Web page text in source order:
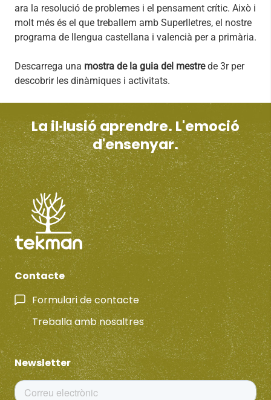
ara la resolució de problemes i el pensament crític. Això i
molt més és el que treballem amb Superlletres, el nostre
programa de llengua castellana i valencià per a primària.
Descarrega una mostra de la guia del mestrede 3r per
descobrir les dinàmiques i activitats.
La il·lusió aprendre. L'emoció
d'ensenyar.
Contacte
Formulari de contacte
Treballa amb nosaltres
Newsletter